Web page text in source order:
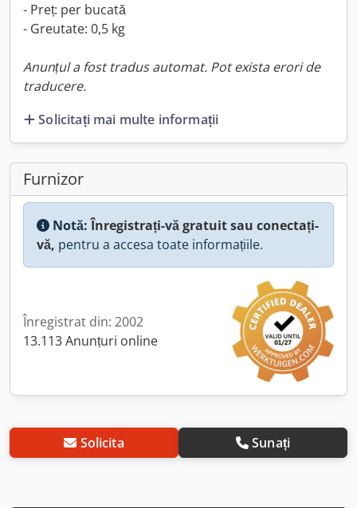
- Preț: per bucată
- Greutate: 0,5 kg
Anunțul a fost tradus automat. Pot exista erori de
traducere.
Solicitați mai multe informații
Furnizor
Notă:Înregistrați-vă gratuit sau conectați-
vă, pentru a accesa toate informațiile.
Înregistrat din: 2002
13.113 Anunțuri online
Solicita Sunați